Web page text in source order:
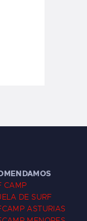
CAMP
DE SURF
ASTURIAS